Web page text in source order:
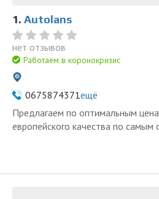
1. Autоlans
нет отзывов
Работаем в коронокризис
0675874371ещё
Предлагаем по оптимальным
европейского качества по